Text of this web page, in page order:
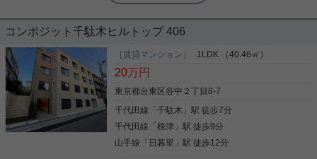
上質な暮らしを叶える池之端の邸宅。
東京メトロ千代田線「根津」駅 徒歩4分の好立地。
都心でありながら緑や文化を感じられる、文京区池
之端アドレス。 ★高級感あふれるおすすめポイント
★ ・床暖房・浴室乾燥・追焚機能など上質な設備 ・
ンクローク・大容量収納あり ・キッチンにはディス
ポーザー・食洗機など高機能仕様 ゆとりある２LDK
でご家族や在宅ワーク重視の方に 文教エリアの落ち
着いた街並みでワンランク上の暮らしを求める方に
写真(9)
コンポジット千駄木ヒルトップ 406
［賃貸マンション］ 1LDK （40.46㎡）
20万円
東京都台東区谷中２丁目8-7
千代田線 「千駄木 」駅 徒歩7分
千代田線 「根津 」駅 徒歩9分
山手線 「 日暮里 」駅 徒歩12分